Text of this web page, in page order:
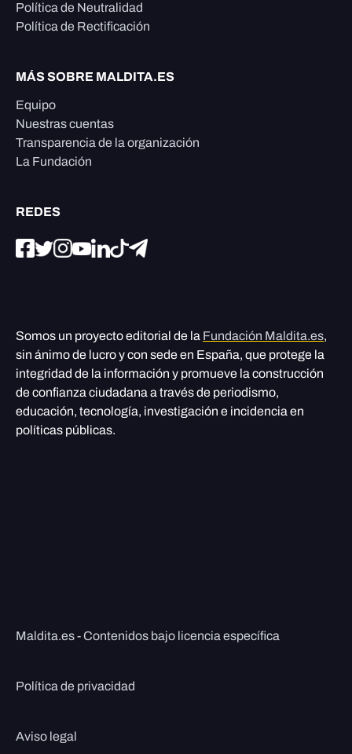
Política de Neutralidad
Política de Rectificación
MÁS SOBRE MALDITA.ES
Equipo
Nuestras cuentas
Transparencia de la organización
La Fundación
REDES
Somos un proyecto editorial de la Fundación Maldita.es,
sin ánimo de lucro y con sede en España, que protege la
integridad de la información y promueve la construcción
de confianza ciudadana a través de periodismo,
educación, tecnología, investigación e incidencia en
políticas públicas.
Maldita.es - Contenidos bajo licencia específica
Política de privacidad
Aviso legal